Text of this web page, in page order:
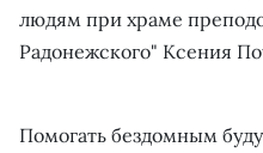
людям при храме
Радонежского" Ксения
Помогать бездомным